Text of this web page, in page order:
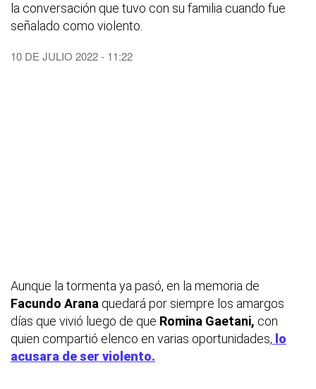
la conversación que tuvo con su familia cuando fue
señalado como violento.
10 DE JULIO 2022 - 11:22
Aunque la tormenta ya pasó, en la memoria de
Facundo Arana quedará por siempre los amargos
días que vivió luego de que Romina Gaetani, con
quien compartió elenco en varias oportunidades, lo
acusara de ser violento.